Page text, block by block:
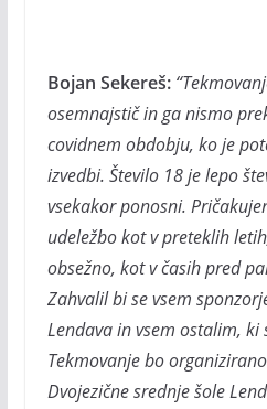
Bojan Sekereš:
osemnajstič in ga nismo
covidnem obdobju, ko je
izvedbi. Število 18 je lepo
vsekakor ponosni.
udeležbo kot v preteklih
obsežno, kot v časih pred
Zahvalil bi se vsem
Lendava in vsem ostalim, ki
Tekmovanje bo
Dvojezične srednje šole